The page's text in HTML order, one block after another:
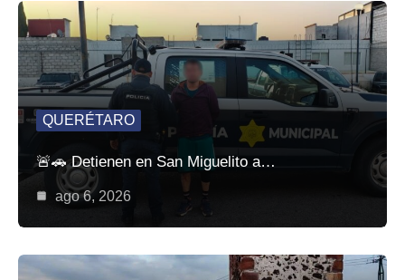
QUERÉTARO
🚨🚗 Detienen en San Miguelito a…
ago 6, 2026